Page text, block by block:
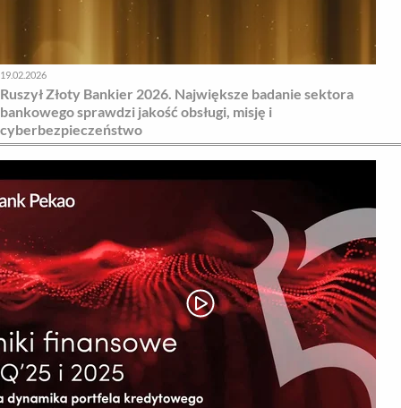
19.02.2026
Ruszył Złoty Bankier 2026. Największe badanie sektora
bankowego sprawdzi jakość obsługi, misję i
cyberbezpieczeństwo